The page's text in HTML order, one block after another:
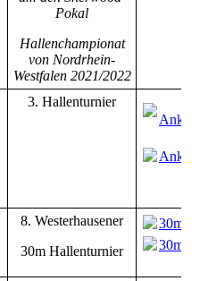
Pokal
Hallenchampionat
von Nordrhein-
Westfalen 2021/2022
3. Hallenturnier
8. Westerhausener
30m Hallenturnier